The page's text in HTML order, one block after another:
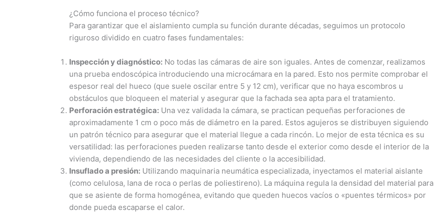
¿Cómo funciona el proceso técnico?
Para garantizar que el aislamiento cumpla su función durante décadas, seguimos un protocolo
riguroso dividido en cuatro fases fundamentales:
Inspección y diagnóstico: No todas las cámaras de aire son iguales. Antes de comenzar, realizamos
una prueba endoscópica introduciendo una microcámara en la pared. Esto nos permite comprobar el
espesor real del hueco (que suele oscilar entre 5 y 12 cm), verificar que no haya escombros u
obstáculos que bloqueen el material y asegurar que la fachada sea apta para el tratamiento.
Perforación estratégica: Una vez validada la cámara, se practican pequeñas perforaciones de
aproximadamente 1 cm o poco más de diámetro en la pared. Estos agujeros se distribuyen siguiendo
un patrón técnico para asegurar que el material llegue a cada rincón. Lo mejor de esta técnica es su
versatilidad: las perforaciones pueden realizarse tanto desde el exterior como desde el interior de la
vivienda, dependiendo de las necesidades del cliente o la accesibilidad.
Insuflado a presión: Utilizando maquinaria neumática especializada, inyectamos el material aislante
(como celulosa, lana de roca o perlas de poliestireno). La máquina regula la densidad del material para
que se asiente de forma homogénea, evitando que queden huecos vacíos o «puentes térmicos» por
donde pueda escaparse el calor.